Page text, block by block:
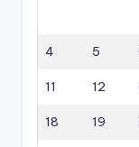
4 5
11 12
18 19